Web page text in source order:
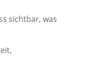
sichtbar, was